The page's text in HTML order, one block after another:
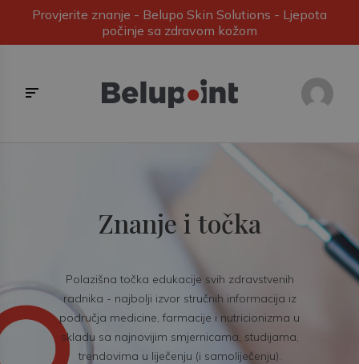
Provjerite znanje - Belupo Skin Solutions - Ljepota
počinje sa zdravom kožom
Znanje i točka
Polazišna točka edukacije svih zdravstvenih
radnika - najbolji izvor stručnih informacija iz
područja medicine, farmacije i nutricionizma u
skladu sa najnovijim smjernicama, studijama,
trendovima u liječenju (i samoliječenju).